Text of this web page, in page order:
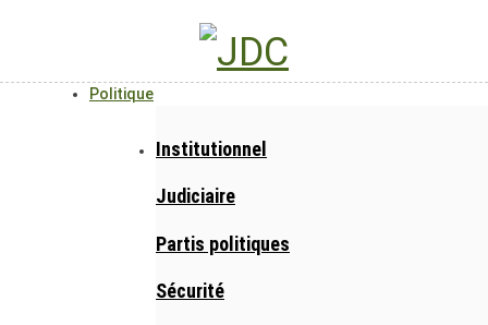
Politique
Institutionnel
Judiciaire
Partis politiques
Sécurité